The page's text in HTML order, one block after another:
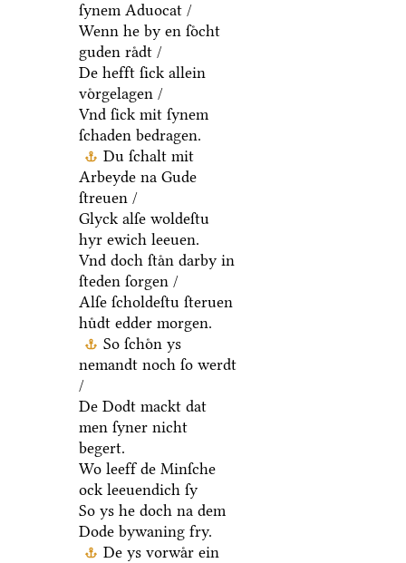
ſynem Aduocat /
Wenn he by en ſoͤcht
guden raͤdt /
De hefft ſick allein
voͤrgelagen /
Vnd ſick mit ſynem
ſchaden bedragen.
Du ſchalt mit
Arbeyde na Gude
ſtreuen /
Glyck alſe woldeſtu
hyr ewich leeuen.
Vnd doch ſtaͤn darby in
ſteden ſorgen /
Alſe ſcholdeſtu ſteruen
huͤdt edder morgen.
So ſchoͤn ys
nemandt noch ſo werdt
/
De Dodt mackt dat
men ſyner nicht
begert.
Wo leeff de Minſche
ock leeuendich ſy
So ys he doch na dem
Dode bywaning fry.
De ys vorwaͤr ein